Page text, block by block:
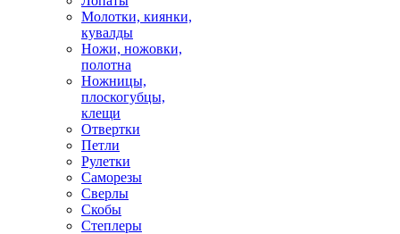
Молотки, киянки,
кувалды
Ножи, ножовки,
полотна
Ножницы,
плоскогубцы,
клещи
Отвертки
Петли
Рулетки
Саморезы
Сверлы
Скобы
Степлеры